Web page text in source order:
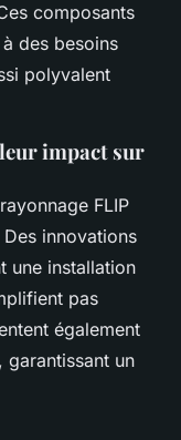
composants
des besoins
polyvalent
impact sur
FLIP
innovations
une installation
pas
également
garantissant un